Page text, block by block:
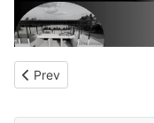
Previous article: 11 พ
Prev